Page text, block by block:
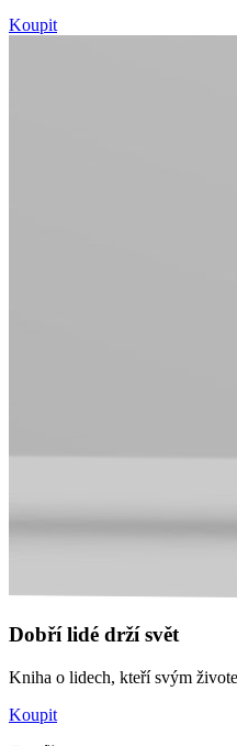
Koupit
Dobří lidé drží svět
Kniha o lidech, kteří svým
Koupit